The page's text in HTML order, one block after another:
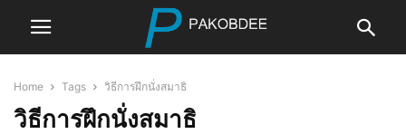
Home Tags วิธีการฝึกนั่งสมาธิ
วิธีการฝึกนั่งสมาธิ